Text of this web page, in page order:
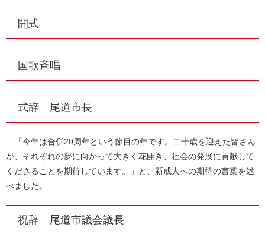
開式
国歌斉唱
式辞 尾道市長
「今年は合併20周年という節目の年です。二十歳を迎えた皆さん
が、それぞれの夢に向かって大きく花開き、社会の発展に貢献して
くださることを期待しています。」と、新成人への期待の言葉を述
べました。
祝辞 尾道市議会議長